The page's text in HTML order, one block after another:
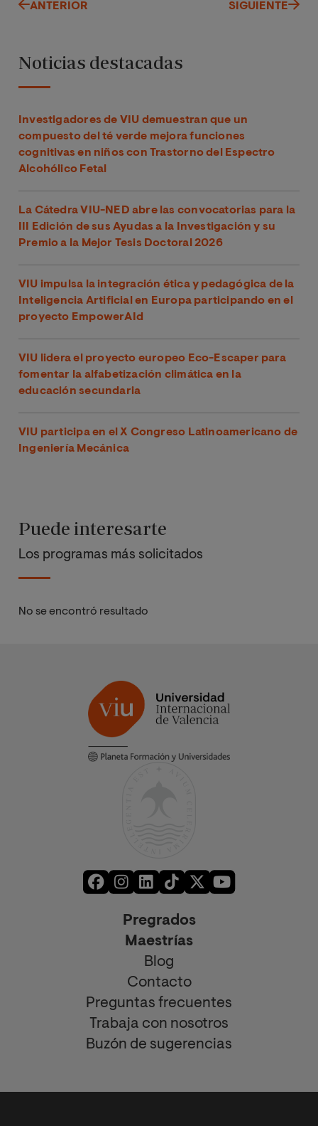
ANTERIOR SIGUIENTE
Noticias destacadas
Investigadores de VIU demuestran que un
compuesto del té verde mejora funciones
cognitivas en niños con Trastorno del Espectro
Alcohólico Fetal
La Cátedra VIU-NED abre las convocatorias para la
III Edición de sus Ayudas a la Investigación y su
Premio a la Mejor Tesis Doctoral 2026
VIU impulsa la integración ética y pedagógica de la
Inteligencia Artificial en Europa participando en el
proyecto EmpowerAId
VIU lidera el proyecto europeo Eco-Escaper para
fomentar la alfabetización climática en la
educación secundaria
VIU participa en el X Congreso Latinoamericano de
Ingeniería Mecánica
Puede interesarte
Los programas más solicitados
No se encontró resultado
Pregrados
Maestrías
Blog
Contacto
Preguntas frecuentes
Trabaja con nosotros
Buzón de sugerencias